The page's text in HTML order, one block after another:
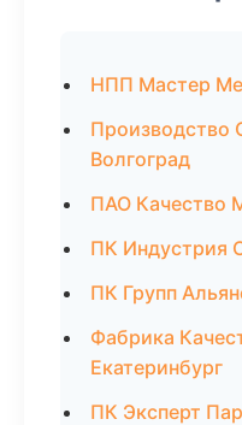
НПП Мастер
Волгоград
ПАО Качество
ПК Индустрия
ПК Групп
Фабрика
Екатеринбург
ПК Эксперт